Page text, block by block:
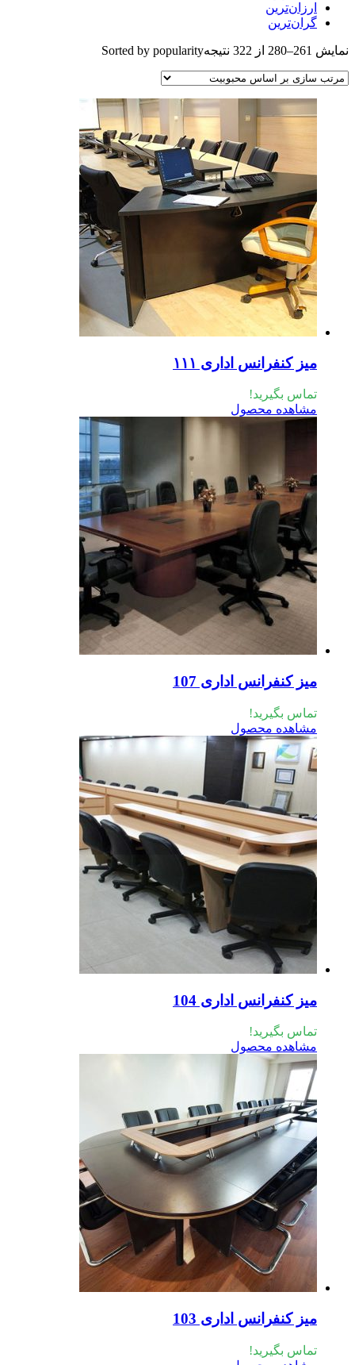
Sorted by popularity
کنفرانس اداری ۱۱۱
بگیرید!
محصول
کنفرانس اداری 107
بگیرید!
محصول
کنفرانس اداری 104
بگیرید!
محصول
کنفرانس اداری 103
بگیرید!